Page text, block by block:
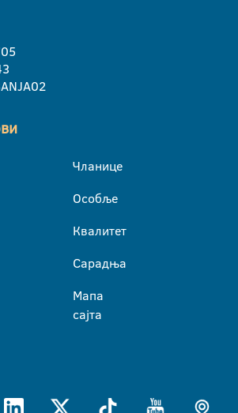
Чланице
Особље
Квалитет
Сарадња
Мапа
сајта